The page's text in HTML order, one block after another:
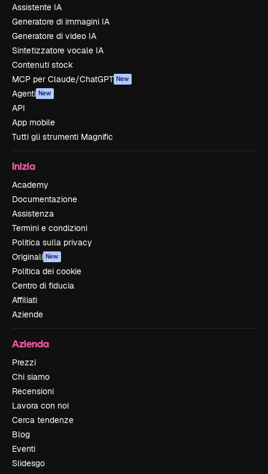
Assistente IA
Generatore di immagini IA
Generatore di video IA
Sintetizzatore vocale IA
Contenuti stock
MCP per Claude/ChatGPT New
Agenti New
API
App mobile
Tutti gli strumenti Magnific
Inizia
Academy
Documentazione
Assistenza
Termini e condizioni
Politica sulla privacy
Originali New
Politica dei cookie
Centro di fiducia
Affiliati
Aziende
Azienda
Prezzi
Chi siamo
Recensioni
Lavora con noi
Cerca tendenze
Blog
Eventi
Slidesgo